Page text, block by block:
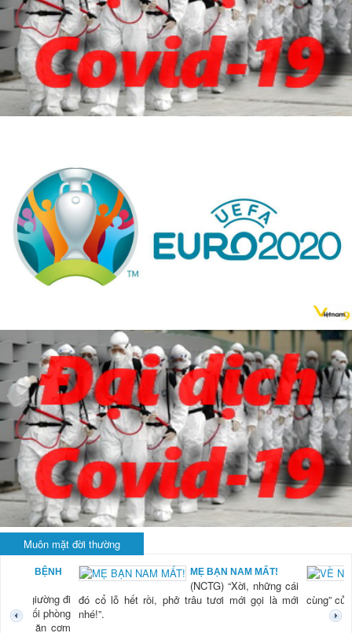
Muôn mặt đời thường
CHUYỆN Ở BỆNH
xuống giường đi
cuối phòng
lẽ ngồi ăn cơm
MẸ BẠN NAM MẤT!
(NCTG) “Xời, những cái
đó cổ lỗ hết rồi, phở trâu tươi mới gọi là mới
nhé!”.